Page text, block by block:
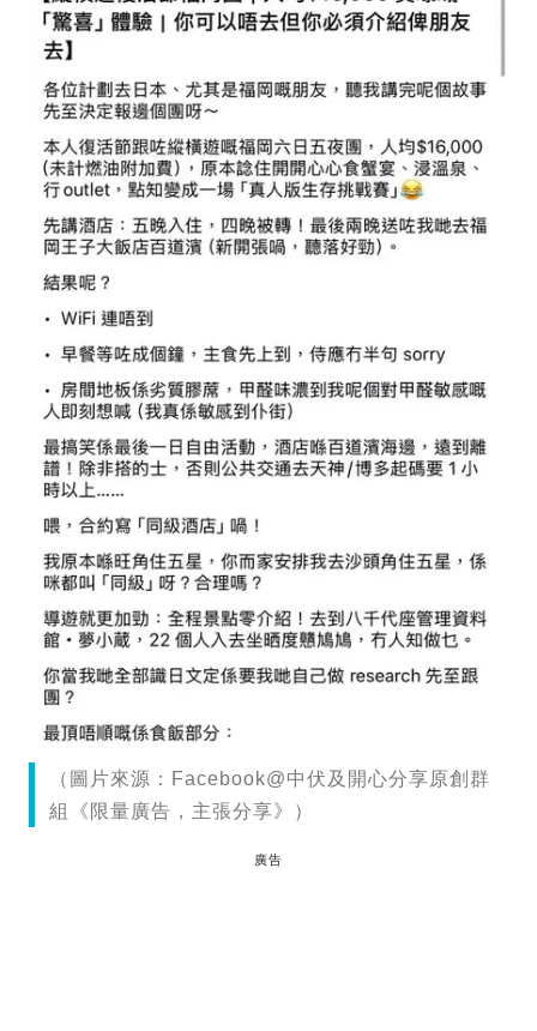
（圖片來源：Facebook@中伏及開心分享原創群
組《限量廣告，主張分享》）
廣告